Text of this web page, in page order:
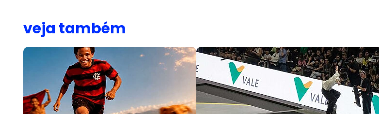
veja também